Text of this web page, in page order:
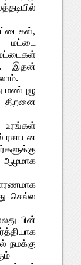
மட்டை
இதன்
திறனை
உரங்கள்
ரசாயன
செல்ல
பின்
நமக்கு